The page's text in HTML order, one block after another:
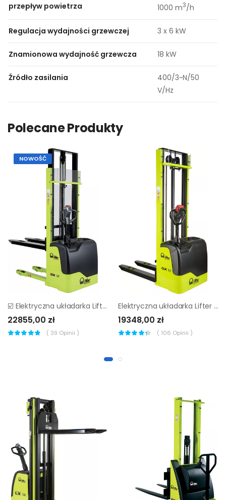
przepływ powietrza 1000 m3/h
Regulacja wydajności grzewczej 3 x 6 kW
Znamionowa wydajność grzewcza 18 kW
Źródło zasilania
400/3~N/50
V/Hz
Polecane Produkty
NOWOŚĆ
☑️ Elektryczna układarka Lifter by Pramac Gx 12/35 Evo Agm ▷▷
22855,00 zł
( 39 Opinii )
Elektryczna układarka Lifter by Pramac gh 12/35 Basic 1150x560
19348,00 zł
( 106 Opinii )